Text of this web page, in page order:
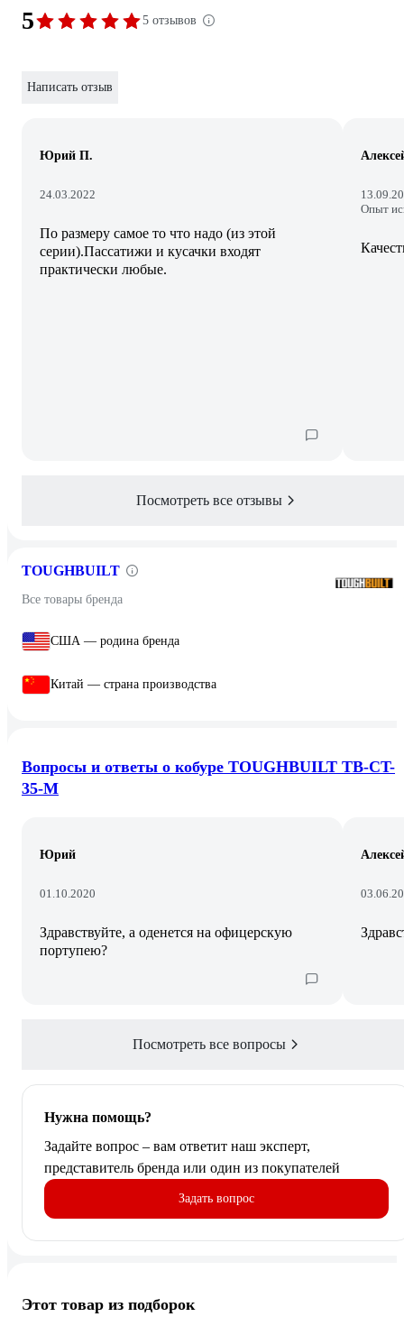
5 5 отзывов
Написать отзыв
Юрий П.
24.03.2022
По размеру самое то что надо (из этой
серии).Пассатижи и кусачки входят
практически любые.
Опыт
Посмотреть все отзывы
TOUGHBUILT
Все товары бренда
США — родина бренда
Китай — страна производства
Вопросы и ответы о кобуре TOUGHBUILT TB-CT-
35-M
Юрий
01.10.2020
Здравствуйте, а оденется на офицерскую
портупею?
Посмотреть все вопросы
Нужна помощь?
Задайте вопрос – вам ответит наш эксперт,
представитель бренда или один из покупателей
Задать вопрос
Этот товар из подборок